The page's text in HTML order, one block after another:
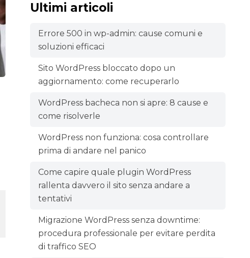
Ultimi articoli
Errore 500 in wp-admin: cause comuni e
soluzioni efficaci
Sito WordPress bloccato dopo un
aggiornamento: come recuperarlo
WordPress bacheca non si apre: 8 cause e
come risolverle
WordPress non funziona: cosa controllare
prima di andare nel panico
Come capire quale plugin WordPress
rallenta davvero il sito senza andare a
tentativi
Migrazione WordPress senza downtime:
procedura professionale per evitare perdita
di traffico SEO